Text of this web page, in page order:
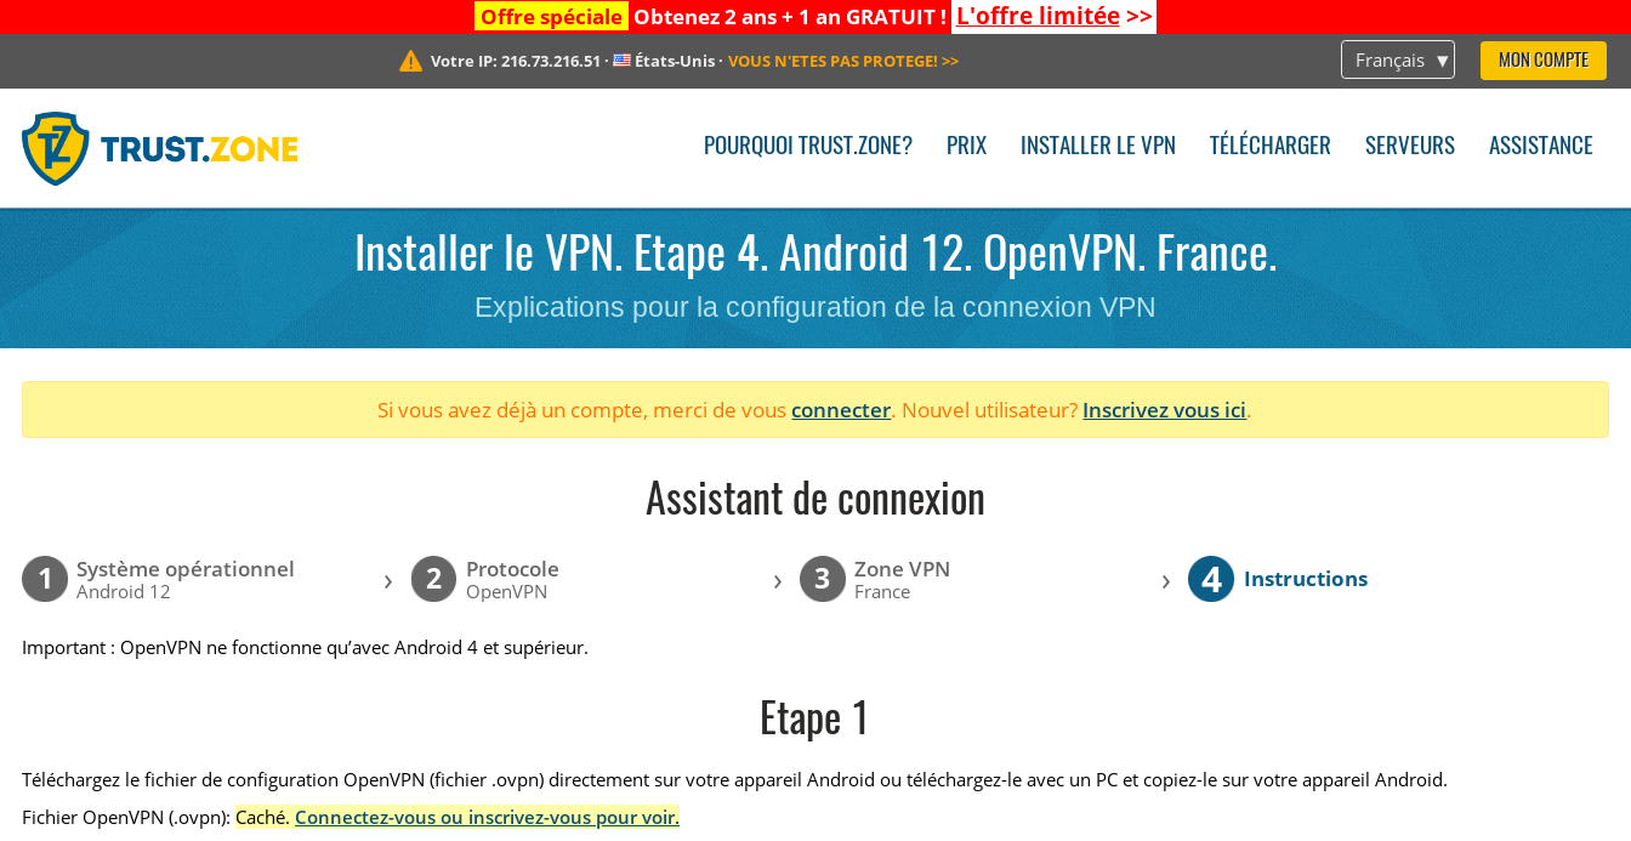
Offre spéciale Obtenez 2 ans + 1 an GRATUIT ! L'offre limitée>>
Français MON COMPTE
Votre IP:216.73.216.51 · États-Unis · VOUS N'ETES PAS PROTEGE! >>
POURQUOI TRUST.ZONE? PRIX INSTALLER LE VPN TÉLÉCHARGER SERVEURS ASSISTANCE
Installer le VPN. Etape 4. Android 12. OpenVPN. France.
Explications pour la configuration de la connexion VPN
Si vous avez déjà un compte, merci de vousconnecter. Nouvel utilisateur? Inscrivez vous ici.
Assistant de connexion
1 Système opérationnel
Android 12 › 2 Protocole
OpenVPN › 3 Zone VPN
France › 4 Instructions
Important : OpenVPN ne fonctionne qu’avec Android 4 et supérieur.
Etape 1
Téléchargez le fichier de configuration OpenVPN (fichier .ovpn) directement sur votre appareil Android ou téléchargez-le avec un PC et copiez-le sur votre appareil Android.
Fichier OpenVPN (.ovpn): Caché. Connectez-vous ou inscrivez-vous pour voir.